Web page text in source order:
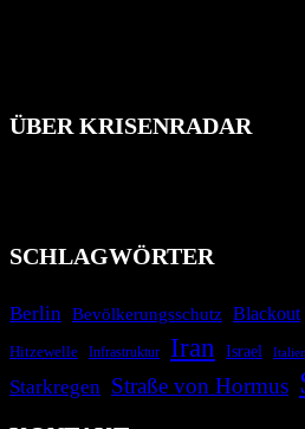
ÜBER KRISENRADAR
SCHLAGWÖRTER
Berlin Bevölkerungsschutz Blackout
Hitzewelle Infrastruktur Iran Israel
Starkregen Straße von Hormus